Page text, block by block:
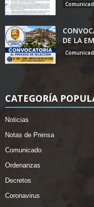
DE LA
CATEGORÍA
Noticias
Notas de Prensa
Comunicado
Ordenanzas
Decretos
Coronavirus